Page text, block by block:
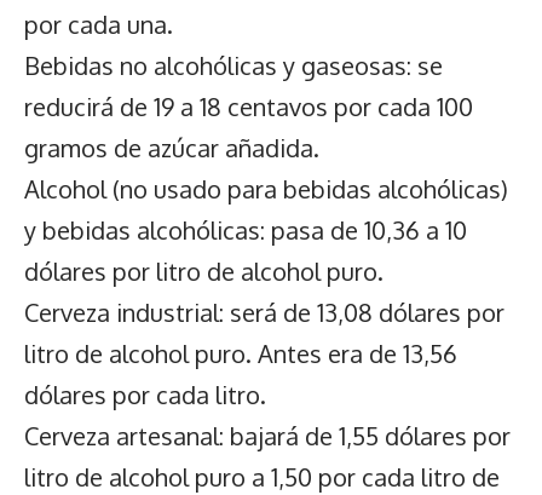
por cada una.
Bebidas no alcohólicas y gaseosas: se
reducirá de 19 a 18 centavos por cada 100
gramos de azúcar añadida.
Alcohol (no usado para bebidas alcohólicas)
y bebidas alcohólicas: pasa de 10,36 a 10
dólares por litro de alcohol puro.
Cerveza industrial: será de 13,08 dólares por
litro de alcohol puro. Antes era de 13,56
dólares por cada litro.
Cerveza artesanal: bajará de 1,55 dólares por
litro de alcohol puro a 1,50 por cada litro de